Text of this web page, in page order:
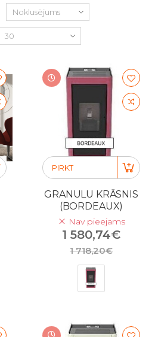
PIRKT
GRANULU KRĀSNIS
(BORDEAUX)
Nav pieejams
1 580,74€
1 718,20€